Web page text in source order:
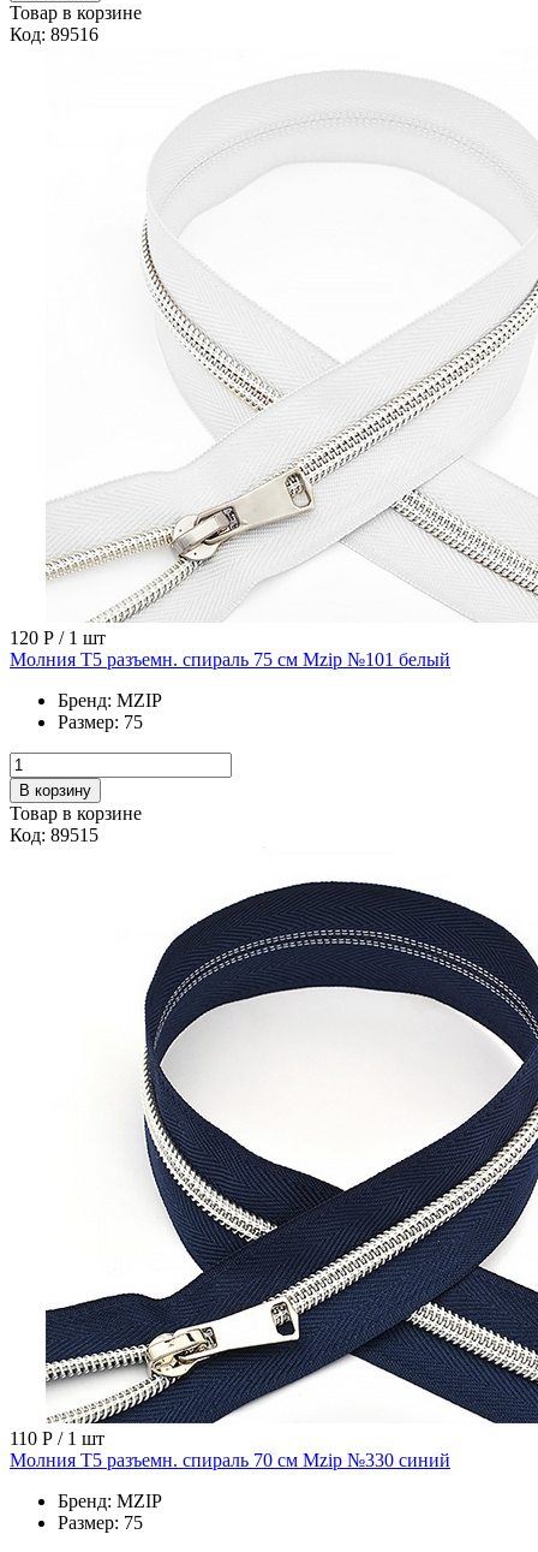
Товар в корзине
Код: 89516
120 Р / 1 шт
Молния Т5 разъемн. спираль 75 см Mzip №101 белый
Бренд: MZIP
Размер: 75
В корзину
Товар в корзине
Код: 89515
110 Р / 1 шт
Молния Т5 разъемн. спираль 70 см Mzip №330 синий
Бренд: MZIP
Размер: 75